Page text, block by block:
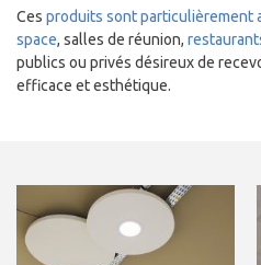
Ces produits sont particulièrement
space, salles de réunion,
publics ou privés désireux de
efficace et esthétique.